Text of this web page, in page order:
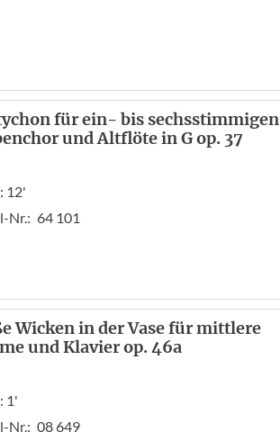
für ein- bis sechsstimmigen
und Altflöte in G op. 37
12'
Nr.: 64 101
Wicken in der Vase für mittlere
und Klavier op. 46a
1'
Nr.: 08 649